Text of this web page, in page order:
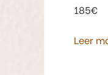
185€
Leer